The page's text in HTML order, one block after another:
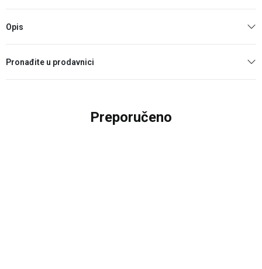
Opis
Pronađite u prodavnici
Preporučeno